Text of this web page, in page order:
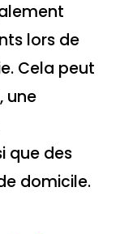
lors de
Cela peut
une
que des
domicile.